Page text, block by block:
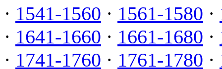
· 1541-1560 · 1561-1580 ·
· 1641-1660 · 1661-1680 ·
· 1741-1760 · 1761-1780 ·